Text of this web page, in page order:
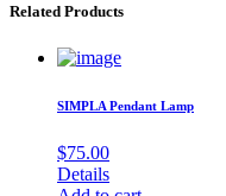
Related Products
SIMPLA Pendant Lamp
$75.00
Details